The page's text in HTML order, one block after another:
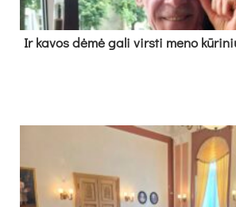
Ir ka­vos dė­mė ga­li virs­ti me­no